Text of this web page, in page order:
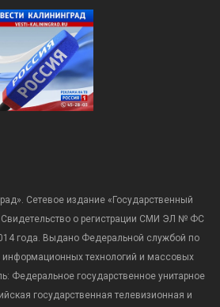
Сетевое издание «Государственный
Свидетельство о регистрации СМИ ЭЛ № ФС
года. Выдано Федеральной службой по
информационных технологий и массовых
Федеральное государственное унитарное
государственная телевизионная и